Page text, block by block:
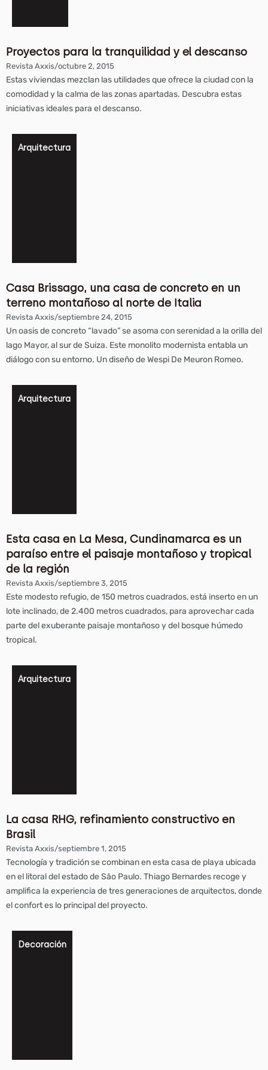
Proyectos para la tranquilidad y el descanso
Revista Axxis/octubre 2, 2015
Estas viviendas mezclan las utilidades que ofrece la ciudad con la
comodidad y la calma de las zonas apartadas. Descubra estas
iniciativas ideales para el descanso.
Arquitectura
Casa Brissago, una casa de concreto en un
terreno montañoso al norte de Italia
Revista Axxis/septiembre 24, 2015
Un oasis de concreto “lavado” se asoma con serenidad a la orilla del
lago Mayor, al sur de Suiza. Este monolito modernista entabla un
diálogo con su entorno. Un diseño de Wespi De Meuron Romeo.
Arquitectura
Esta casa en La Mesa, Cundinamarca es un
paraíso entre el paisaje montañoso y tropical
de la región
Revista Axxis/septiembre 3, 2015
Este modesto refugio, de 150 metros cuadrados, está inserto en un
lote inclinado, de 2.400 metros cuadrados, para aprovechar cada
parte del exuberante paisaje montañoso y del bosque húmedo
tropical.
Arquitectura
La casa RHG, refinamiento constructivo en
Brasil
Revista Axxis/septiembre 1, 2015
Tecnología y tradición se combinan en esta casa de playa ubicada
en el litoral del estado de São Paulo. Thiago Bernardes recoge y
amplifica la experiencia de tres generaciones de arquitectos, donde
el confort es lo principal del proyecto.
Decoración